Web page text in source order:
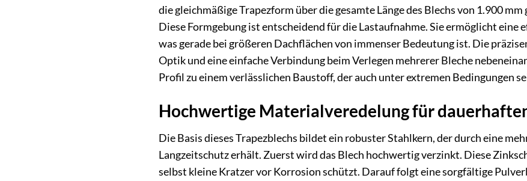
die gleichmäßige Trapezform über die gesamte Länge des Blechs von 1.900
Diese Formgebung ist entscheidend für die Lastaufnahme. Sie ermöglicht
was gerade bei größeren Dachflächen von immenser Bedeutung ist. Die
Optik und eine einfache Verbindung beim Verlegen mehrerer Bleche
Profil zu einem verlässlichen Baustoff, der auch unter extremen Bedingungen
Hochwertige Materialveredelung für
Die Basis dieses Trapezblechs bildet ein robuster Stahlkern, der durch eine
Langzeitschutz erhält. Zuerst wird das Blech hochwertig verzinkt. Diese
selbst kleine Kratzer vor Korrosion schützt. Darauf folgt eine sorgfältige